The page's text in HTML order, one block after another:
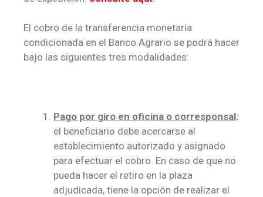
El cobro de la transferencia monetaria
condicionada en el Banco Agrario se podrá hacer
bajo las siguientes tres modalidades:
Pago por giro en oficina o corresponsal:
el beneficiario debe acercarse al
establecimiento autorizado y asignado
para efectuar el cobro. En caso de que no
pueda hacer el retiro en la plaza
adjudicada, tiene la opción de realizar el